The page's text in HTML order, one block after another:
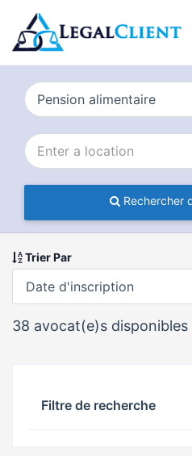
Rechercher
Trier Par
38 avocat(e)s disponibles
Filtre de recherche